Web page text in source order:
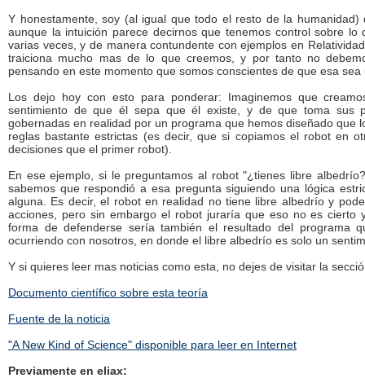
Y honestamente, soy (al igual que todo el resto de la
aunque la intuición parece decirnos que tenemos control sobre
varias veces, y de manera contundente con ejemplos en
traiciona mucho mas de lo que creemos, y por tanto no
pensando en este momento que somos conscientes de que esa
Los dejo hoy con esto para ponderar: Imaginemos que
sentimiento de que él sepa que él existe, y de que toma sus
gobernadas en realidad por un programa que hemos diseñado que
reglas bastante estrictas (es decir, que si copiamos el robot en
decisiones que el primer robot).
En ese ejemplo, si le preguntamos al robot "¿tienes libre
sabemos que respondió a esa pregunta siguiendo una lógica
alguna. Es decir, el robot en realidad no tiene libre albedrío y
acciones, pero sin embargo el robot juraría que eso no es cierto
forma de defenderse sería también el resultado del programa
ocurriendo con nosotros, en donde el libre albedrío es solo un
Y si quieres leer mas noticias como esta, no dejes de visitar la
Documento científico sobre esta teoría
Fuente de la noticia
"A New Kind of Science" disponible para leer en Internet
Previamente en eliax: